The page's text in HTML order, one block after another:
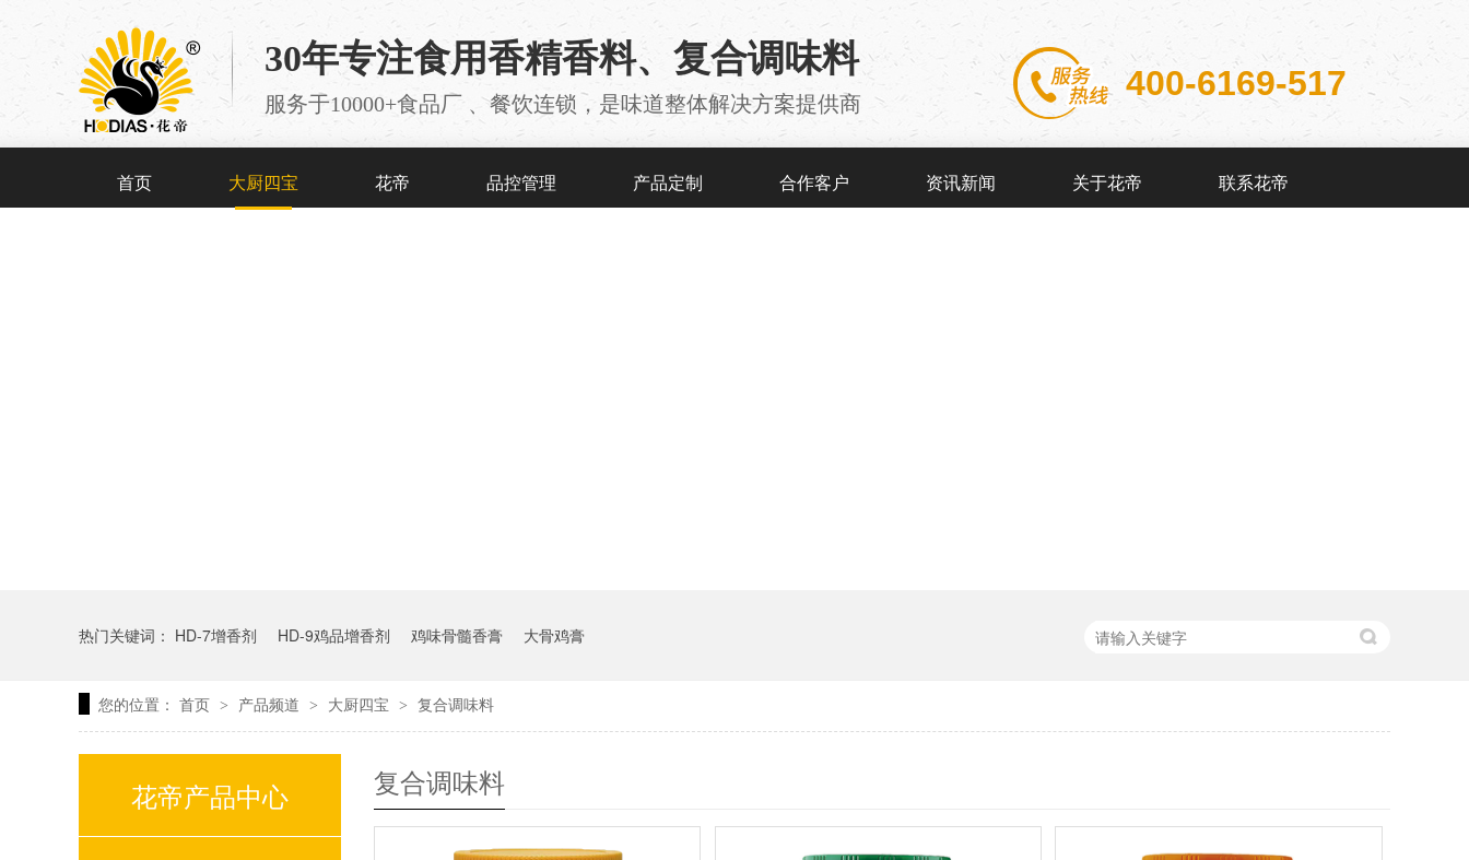
30年专注食用香精香料、复合调味料
服务于10000+食品厂 、餐饮连锁，是味道整体解决方案提供商
400-6169-517
首页 大厨四宝 花帝 品控管理 产品定制 合作客户 资讯新闻 关于花帝 联系花帝
热门关键词： HD-7增香剂 HD-9鸡品增香剂 鸡味骨髓香膏 大骨鸡膏
您的位置： 首页 > 产品频道 > 大厨四宝 > 复合调味料
复合调味料
花帝产品中心